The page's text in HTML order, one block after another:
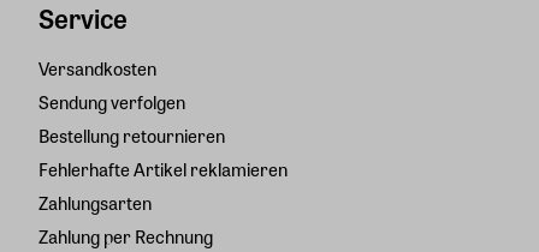
Service
Versandkosten
Sendung verfolgen
Bestellung retournieren
Fehlerhafte Artikel reklamieren
Zahlungsarten
Zahlung per Rechnung